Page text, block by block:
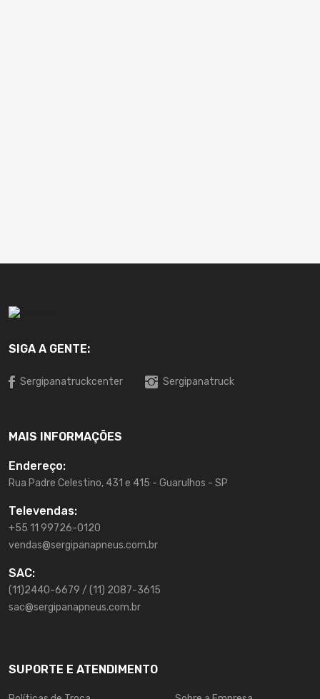
SIGA A GENTE:
Sergipanatruckcenter Sergipanatruck
MAIS INFORMAÇÕES
Endereço:
Rua Padre Celestino, 431 e 415 - Guarulhos - SP
Televendas:
+55 11 99726-0120
vendas@sergipanapneus.com.br
SAC:
(11)2440-6679 / (11) 2087-3615
sac@sergipanapneus.com.br
SUPORTE E ATENDIMENTO